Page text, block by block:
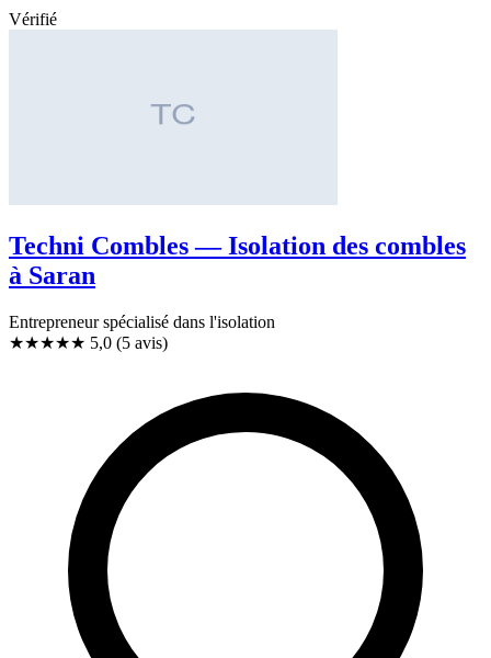
Vérifié
Techni Combles — Isolation des combles
à Saran
Entrepreneur spécialisé dans l'isolation
★★★★★ 5,0 (5 avis)